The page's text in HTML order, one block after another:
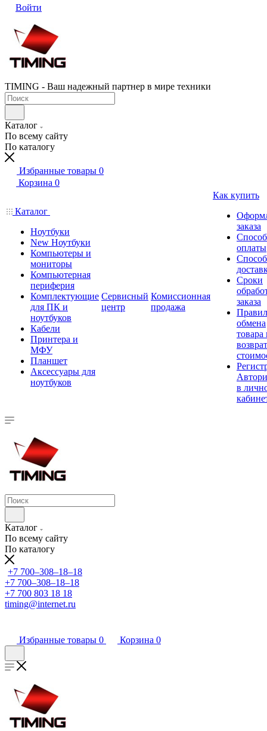
Войти
TIMING - Ваш надежный партнер в мире техники
Каталог
По всему сайту
По каталогу
Избранные товары 0
Корзина 0
Каталог
Ноутбуки
New Ноутбуки
Компьютеры и
мониторы
Компьютерная
периферия
Комплектующие
для ПК и
ноутбуков
Кабели
Принтера и
МФУ
Планшет
Аксессуары для
ноутбуков
Сервисный
центр
Комиссионная
продажа
Как купить
заказа
оплаты
Сроки
заказа
обмена
товара
в
Каталог
По всему сайту
По каталогу
+7 700‒308‒18‒18
+7 700‒308‒18‒18
+7 700 803 18 18
timing@internet.ru
Избранные товары 0 Корзина 0